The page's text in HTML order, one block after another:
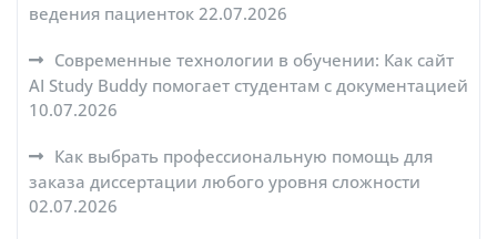
ведения пациенток 22.07.2026
Современные технологии в обучении: Как сайт
AI Study Buddy помогает студентам с документацией
10.07.2026
Как выбрать профессиональную помощь для
заказа диссертации любого уровня сложности
02.07.2026